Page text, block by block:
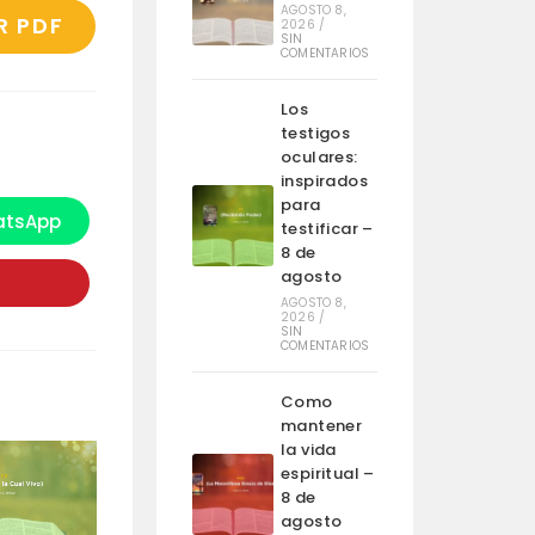
PDF
AGOSTO 8,
2026 /
SIN
COMENTARIOS
Los
testigos
oculares:
inspirados
para
testificar –
8 de
agosto
AGOSTO 8,
2026 /
SIN
COMENTARIOS
Como
mantener
la vida
espiritual –
8 de
agosto